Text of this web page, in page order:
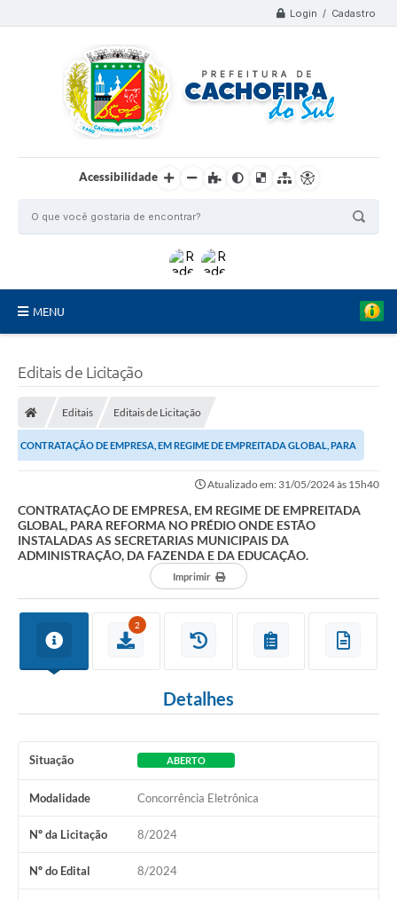
Login / Cadastro
Acessibilidade
MENU
Conselhos Municipais
Diário Oficial
Turismo
Coleta seletiva - Informações
Eventos
A Prefeitura
Audiências Públicas
Arquivos para Download
Galeria de Vídeos
Editais de Licitação
Editais Editais de Licitação
CONTRATAÇÃO DE EMPRESA, EM REGIME DE EMPREITADA GLOBAL, PARA
REFORMA NO PRÉDIO ONDE ESTÃO INSTALADAS AS...
Atualizado em: 31/05/2024 às 15h40
CONTRATAÇÃO DE EMPRESA, EM REGIME DE EMPREITADA
GLOBAL, PARA REFORMA NO PRÉDIO ONDE ESTÃO
INSTALADAS AS SECRETARIAS MUNICIPAIS DA
ADMINISTRAÇÃO, DA FAZENDA E DA EDUCAÇÃO.
Imprimir
2
Detalhes
Situação ABERTO
Modalidade Concorrência Eletrônica
Nº da Licitação 8/2024
Nº do Edital 8/2024